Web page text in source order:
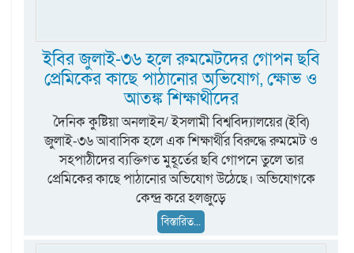
ইবির জুলাই-৩৬ হলে রুমমেটদের গোপন ছবি
প্রেমিকের কাছে পাঠানোর অভিযোগ, ক্ষোভ ও
আতঙ্ক শিক্ষার্থীদের
দৈনিক কুষ্টিয়া অনলাইন/ ইসলামী বিশ্ববিদ্যালয়ের (ইবি)
জুলাই-৩৬ আবাসিক হলে এক শিক্ষার্থীর বিরুদ্ধে রুমমেট ও
সহপাঠীদের ব্যক্তিগত মুহূর্তের ছবি গোপনে তুলে তার
প্রেমিকের কাছে পাঠানোর অভিযোগ উঠেছে। অভিযোগকে
কেন্দ্র করে হলজুড়ে
বিস্তারিত...